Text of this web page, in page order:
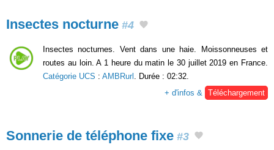
Insectes nocturne #4
Insectes nocturnes. Vent dans une haie. Moissonneuses et
routes au loin. A 1 heure du matin le 30 juillet 2019 en France.
Catégorie UCS : AMBRurl . Durée : 02:32.
+ d'infos &
Téléchargement
Sonnerie de téléphone fixe #3